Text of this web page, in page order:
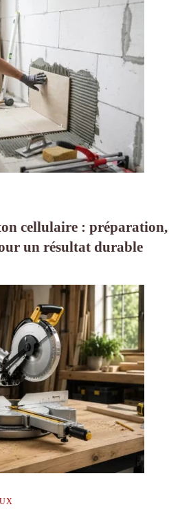
cellulaire : préparation,
un résultat durable